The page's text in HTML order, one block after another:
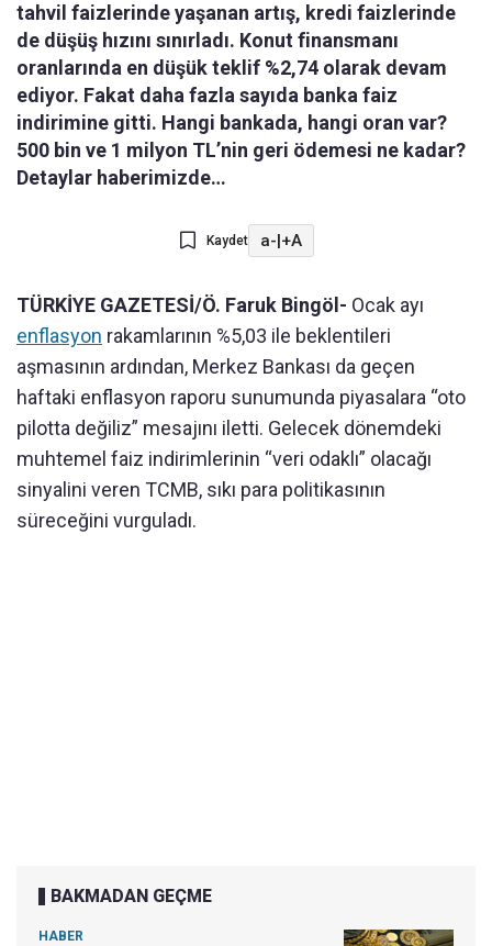
tahvil faizlerinde yaşanan artış, kredi faizlerinde
de düşüş hızını sınırladı. Konut finansmanı
oranlarında en düşük teklif %2,74 olarak devam
ediyor. Fakat daha fazla sayıda banka faiz
indirimine gitti. Hangi bankada, hangi oran var?
500 bin ve 1 milyon TL’nin geri ödemesi ne kadar?
Detaylar haberimizde…
Kaydet a-|+A
TÜRKİYE GAZETESİ/Ö. Faruk Bingöl- Ocak ayı
enflasyon rakamlarının %5,03 ile beklentileri
aşmasının ardından, Merkez Bankası da geçen
haftaki enflasyon raporu sunumunda piyasalara “oto
pilotta değiliz” mesajını iletti. Gelecek dönemdeki
muhtemel faiz indirimlerinin “veri odaklı” olacağı
sinyalini veren TCMB, sıkı para politikasının
süreceğini vurguladı.
BAKMADAN GEÇME
HABER